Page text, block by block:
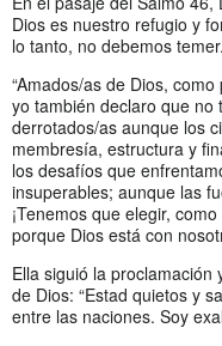
Dios es nuestro refugio y
lo tanto, no debemos temer.
“Amados/as de Dios,
yo también declaro que
derrotados/as aunque los
membresía, estructura y
los desafíos que
insuperables; aunque las
¡Tenemos que elegir,
porque Dios está con
Ella siguió la
de Dios: “Estad quietos y
entre las naciones. Soy